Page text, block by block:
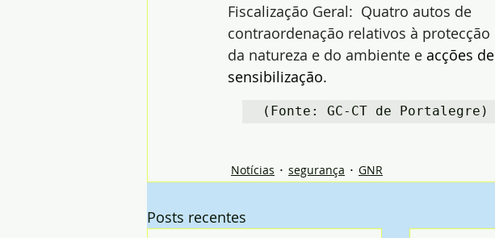
Fiscalização Geral:  Quatro autos de
contraordenação relativos à protecção
da natureza e do ambiente e acções de
sensibilização.
(Fonte: GC-CT de Portalegre)
Notícias segurança GNR
Posts recentes